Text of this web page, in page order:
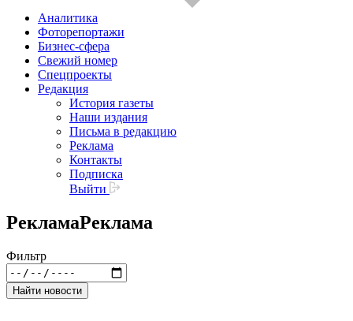
Аналитика
Фоторепортажи
Бизнес-сфера
Свежий номер
Спецпроекты
Редакция
История газеты
Наши издания
Письма в редакцию
Реклама
Контакты
Подписка
Выйти
РекламаРеклама
Фильтр
Найти новости